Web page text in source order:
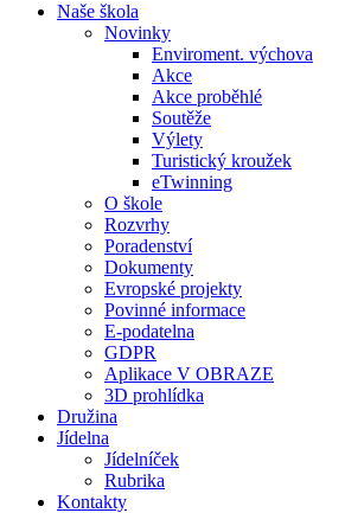
Naše škola
Novinky
Enviroment. výchova
Akce
Akce proběhlé
Soutěže
Výlety
Turistický kroužek
eTwinning
O škole
Rozvrhy
Poradenství
Dokumenty
Evropské projekty
Povinné informace
E-podatelna
GDPR
Aplikace V OBRAZE
3D prohlídka
Družina
Jídelna
Jídelníček
Rubrika
Kontakty